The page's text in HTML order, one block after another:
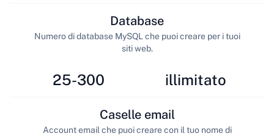
25-300
Database
Numero di database MySQL che puoi creare per i tuoi
siti web.
illimitato
Caselle email
Account email che puoi creare con il tuo nome di